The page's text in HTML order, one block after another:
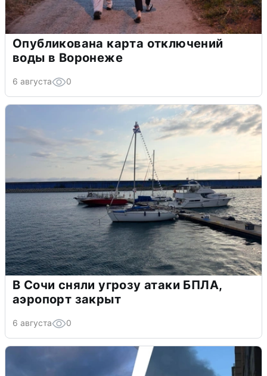
Опубликована карта отключений
воды в Воронеже
6 августа 0
В Сочи сняли угрозу атаки БПЛА,
аэропорт закрыт
6 августа 0